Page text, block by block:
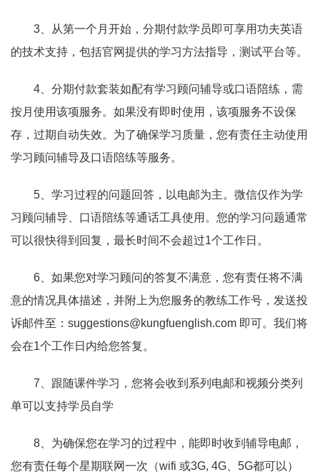
3、从第一个月开始，分期付款学员即可享用功夫英语
的技术支持，包括官网提供的学习方法指导，测试平台等。
4、分期付款套装如配有学习顾问辅导或口语陪练，需
按月使用该项服务。如果没有即时使用，该项服务不设保
存，过期自动失效。为了确保学习质量，您有责任主动使用
学习顾问辅导及口语陪练等服务。
5、学习过程的问题回答，以电邮为主。微信仅作为学
习顾问辅导、口语陪练等通话工具使用。您的学习问题通常
可以很快得到回复，最长时间不会超过1个工作日。
6、如果您对学习顾问的答复不满意，您有责任将不满
意的情况具体描述，并附上为您服务的教练工作号，发送投
诉邮件至：suggestions@kungfuenglish.com 即可。我们将
会在1个工作日内给您答复。
7、跟随课件学习，您将会收到系列电邮和视频分类列
单可以支持学员自学
8、为确保您在学习的过程中，能即时收到辅导电邮，
您有责任每个星期联网一次（wifi 或3G, 4G、5G都可以）